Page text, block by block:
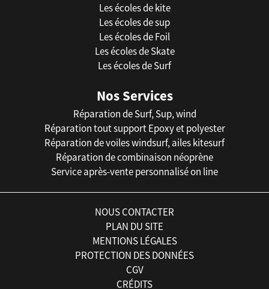
Les écoles de kite
Les écoles de sup
Les écoles de Foil
Les écoles de Skate
Les écoles de Surf
Nos Services
Réparation de Surf, Sup, wind
Réparation tout support Epoxy et polyester
Réparation de voiles windsurf, ailes kitesurf
Réparation de combinaison néoprène
Service après-vente personnalisé on line
NOUS CONTACTER
PLAN DU SITE
MENTIONS LÉGALES
PROTECTION DES DONNÉES
CGV
CRÉDITS